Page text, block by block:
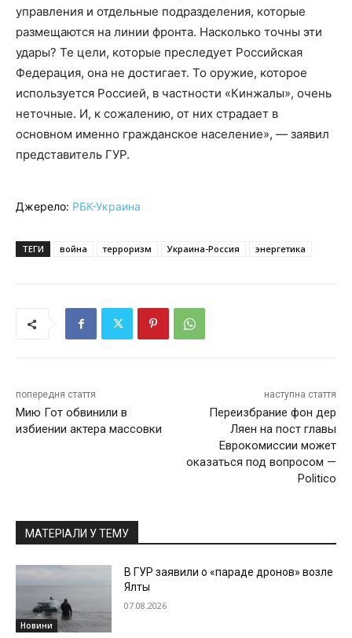
управления и отдельные подразделения, которые
размещаются на линии фронта. Насколько точны эти
удары? Те цели, которые преследует Российская
Федерация, она не достигает. То оружие, которое
используется Россией, в частности «Кинжалы», очень
неточные. И, к сожалению, от них страдает в
основном именно гражданское население», — заявил
представитель ГУР.
Джерело: РБК-Украина
ТЕГИ война терроризм Украина-Россия энергетика
попередня стаття
Мию Гот обвинили в
избиении актера массовки
наступна стаття
Переизбрание фон дер
Ляен на пост главы
Еврокомиссии может
оказаться под вопросом —
Politico
МАТЕРІАЛИ У ТЕМУ
Новини
В ГУР заявили о «параде дронов» возле
Ялты
07.08.2026